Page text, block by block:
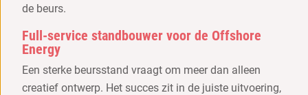
de beurs.
Full-service standbouwer voor de Offshore
Energy
Een sterke beursstand vraagt om meer dan alleen
creatief ontwerp. Het succes zit in de juiste uitvoering,